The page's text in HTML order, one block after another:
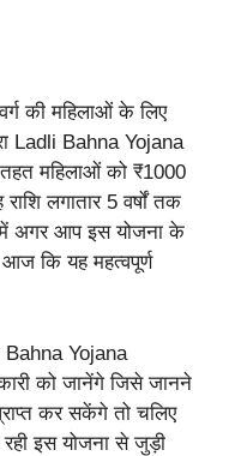
की महिलाओं के लिए
Ladli Bahna Yojana
महिलाओं को ₹1000
लगातार 5 वर्षों तक
अगर आप इस योजना के
आज कि यह महत्वपूर्ण
Yojana
को जानेंगे जिसे जानने
कर सकेंगे तो चलिए
इस योजना से जुड़ी